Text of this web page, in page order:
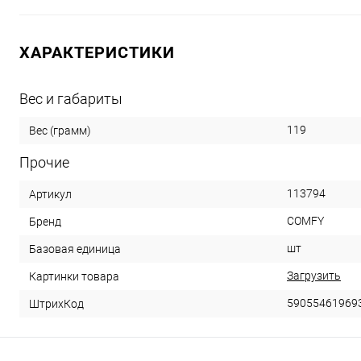
ХАРАКТЕРИСТИКИ
Вес и габариты
Вес (грамм) 119
Прочие
Артикул 113794
Бренд COMFY
Базовая единица шт
Картинки товара Загрузить
ШтрихКод